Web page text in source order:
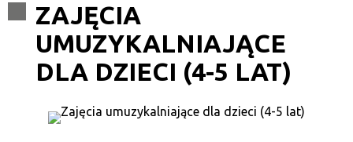
Kategoria
Trwające w zakresie
—
ZAJĘCIA
UMUZYKALNIAJĄCE
DLA DZIECI (4-5 LAT)